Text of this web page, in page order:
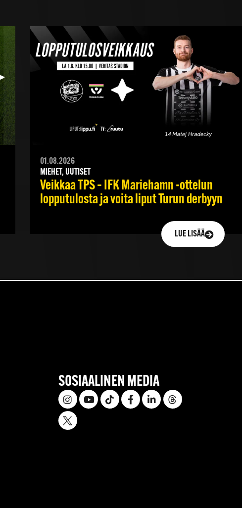
01.08.2026
MIEHET, UUTISET
Veikkaa TPS – IFK Mariehamn -ottelun
lopputulosta ja voita liput Turun derbyyn
LUE LISÄÄ
SOSIAALINEN MEDIA